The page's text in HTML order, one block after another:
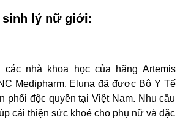
sinh lý nữ giới:
nhà khoa học của hãng Artemis
Medipharm. Eluna đã được Bộ Y Tế
phối độc quyền tại Việt Nam. Nhu cầu
cải thiện sức khoẻ cho phụ nữ và đặc